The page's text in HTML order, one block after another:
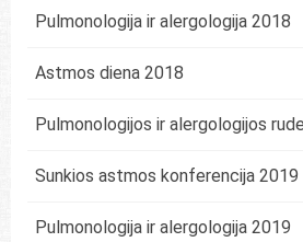
Pulmonologija ir alergologija 2018
Astmos diena 2018
Pulmonologijos ir alergologijos
Sunkios astmos konferencija 2019
Pulmonologija ir alergologija 2019